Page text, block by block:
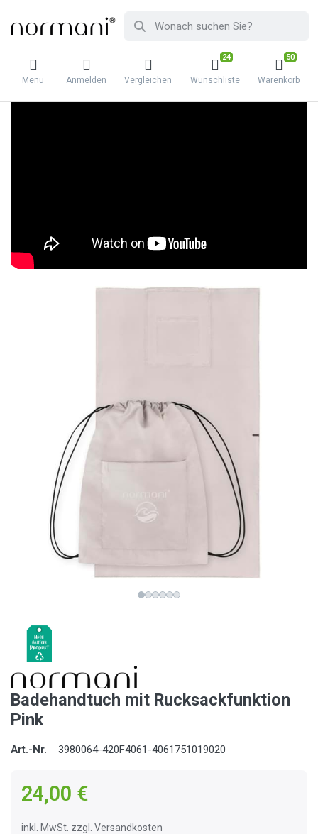
Menü Anmelden Vergleichen
24
Wunschliste
50
Warenkorb
Badehandtuch mit Rucksackfunktion
Pink
Art.-Nr. 3980064-420F4061-4061751019020
24,00 €
inkl. MwSt. zzgl. Versandkosten